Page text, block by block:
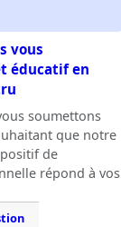
vous
éducatif en
soumettons
que notre
de
répond à vos